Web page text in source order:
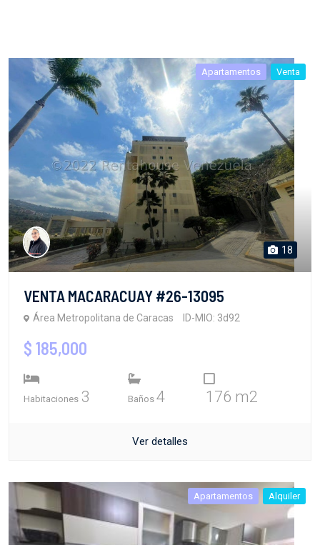
Apartamentos Venta
18
VENTA MACARACUAY #26-13095
Área Metropolitana de Caracas ID-MIO: 3d92
$ 185,000
Habitaciones 3 Baños 4 176 m2
Ver detalles
Apartamentos Alquiler